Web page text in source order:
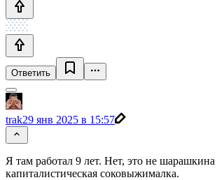
Ответить
trak29 янв 2025 в 15:57
Я там работал 9 лет. Нет, это не
капиталистическая соковыжималка.